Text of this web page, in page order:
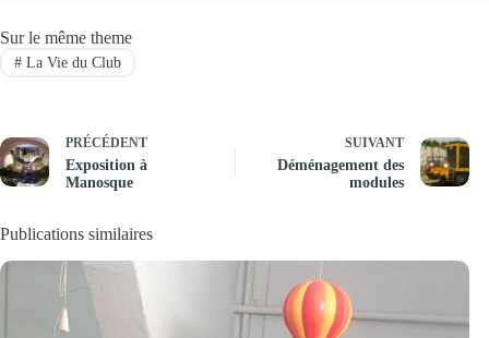
Sur le même theme
#La Vie du Club
PRÉCÉDENT
Exposition à
Manosque
SUIVANT
Déménagement des
modules
Publications similaires